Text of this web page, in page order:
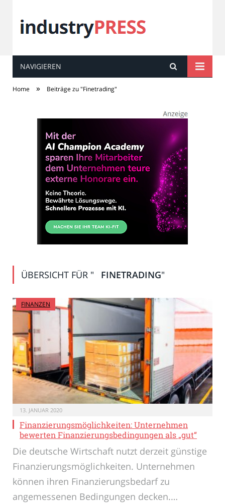
industryPRESS
NAVIGIEREN
Home » Beiträge zu "Finetrading"
ÜBERSICHT FÜR " FINETRADING"
FINANZEN
13. JANUAR 2020
Finanzierungsmöglichkeiten: Unternehmen
bewerten Finanzierungsbedingungen als „gut“
Die deutsche Wirtschaft nutzt derzeit günstige
Finanzierungsmöglichkeiten. Unternehmen
können ihren Finanzierungsbedarf zu
angemessenen Bedingungen decken.…